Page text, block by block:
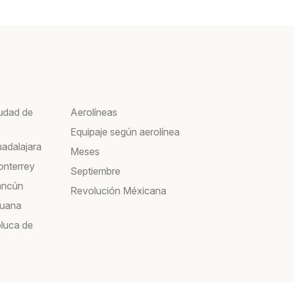
de
de
Aerolíneas
Equipaje según aerolínea
Meses
Septiembre
Revolución Méxicana